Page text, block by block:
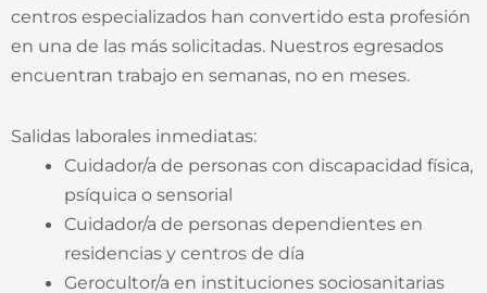
centros especializados han convertido esta profesión
en una de las más solicitadas. Nuestros egresados
encuentran trabajo en semanas, no en meses.
Salidas laborales inmediatas:
Cuidador/a de personas con discapacidad física,
psíquica o sensorial
Cuidador/a de personas dependientes en
residencias y centros de día
Gerocultor/a en instituciones sociosanitarias